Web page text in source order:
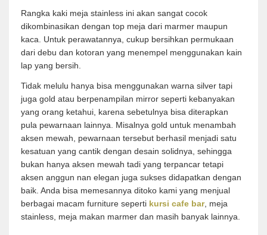
Rangka kaki meja stainless ini akan sangat cocok
dikombinasikan dengan top meja dari marmer maupun
kaca. Untuk perawatannya, cukup bersihkan permukaan
dari debu dan kotoran yang menempel menggunakan kain
lap yang bersih.
Tidak melulu hanya bisa menggunakan warna silver tapi
juga gold atau berpenampilan mirror seperti kebanyakan
yang orang ketahui, karena sebetulnya bisa diterapkan
pula pewarnaan lainnya. Misalnya gold untuk menambah
aksen mewah, pewarnaan tersebut berhasil menjadi satu
kesatuan yang cantik dengan desain solidnya, sehingga
bukan hanya aksen mewah tadi yang terpancar tetapi
aksen anggun nan elegan juga sukses didapatkan dengan
baik. Anda bisa memesannya ditoko kami yang menjual
berbagai macam furniture seperti kursi cafe bar, meja
stainless, meja makan marmer dan masih banyak lainnya.